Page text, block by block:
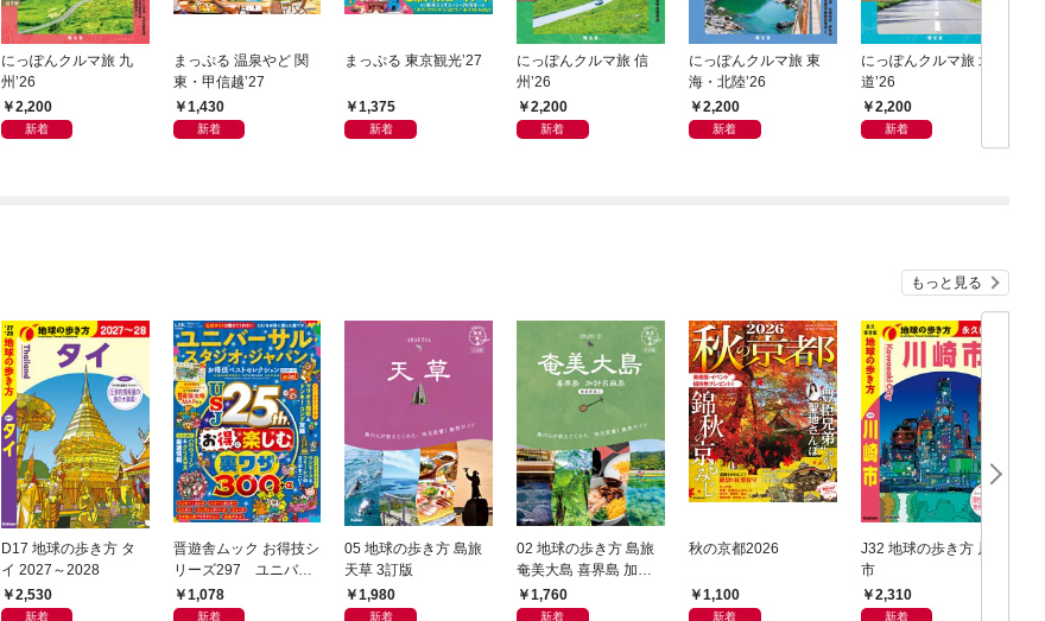
にっぽんクルマ旅 九
州’26
2,200
新着
まっぷる 温泉やど 関
東・甲信越’27
1,430
新着
まっぷる 東京観光’27
1,375
新着
にっぽんクルマ旅 信
州’26
2,200
新着
にっぽんクルマ旅 東
海・北陸’26
2,200
新着
にっぽんクルマ旅 北海
道’26
2,200
新着
もっと見る
D17 地球の歩き方 タ
イ 2027～2028
2,530
新着
晋遊舎ムック お得技シ
リーズ297 ユニバー
サル・スタジオ・ジャ
パンお得技ベストセレ
1,078
新着
05 地球の歩き方 島旅
天草 3訂版
1,980
新着
02 地球の歩き方 島旅
奄美大島 喜界島 加計
呂麻島(奄美群島1) 5訂
版
1,760
新着
秋の京都2026
1,100
新着
J32 地球の歩き方 川崎
市
2,310
新着